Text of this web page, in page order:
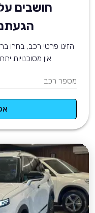
חושבים
הזינו פרטי רכב, בחרו
אין מסוכנויות
מספר רכב